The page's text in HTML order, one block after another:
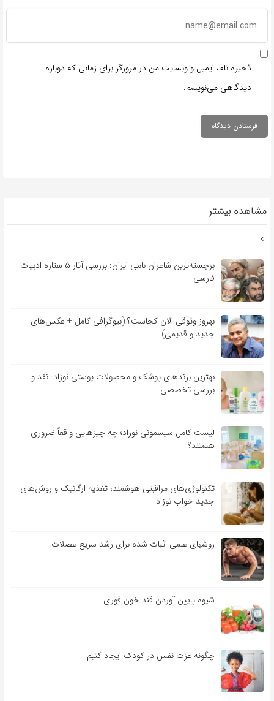
ذخیره نام، ایمیل و وبسایت من در مرورگر برای زمانی که دوباره
دیدگاهی می‌نویسم.
مشاهده بیشتر
برجسته‌ترین شاعران نامی ایران: بررسی آثار ۵ ستاره ادبیات
فارسی
بهروز وثوقی الان کجاست؟ (بیوگرافی کامل + عکس‌های
جدید و قدیمی)
بهترین برندهای پوشک و محصولات پوستی نوزاد: نقد و
بررسی تخصصی
لیست کامل سیسمونی نوزاد؛ چه چیزهایی واقعاً ضروری
هستند؟
تکنولوژی‌های مراقبتی هوشمند، تغذیه ارگانیک و روش‌های
جدید خواب نوزاد
روشهای علمی اثبات شده برای رشد سریع عضلات
شیوه پایین آوردن قند خون فوری
چگونه عزت نفس در کودک ایجاد کنیم